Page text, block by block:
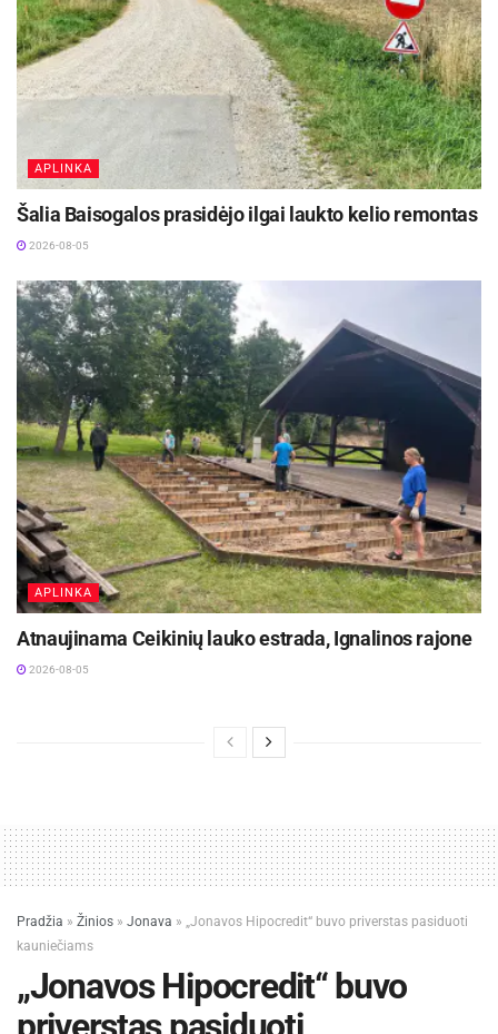
APLINKA
Šalia Baisogalos prasidėjo ilgai laukto kelio remontas
2026-08-05
APLINKA
Atnaujinama Ceikinių lauko estrada, Ignalinos rajone
2026-08-05
Pradžia » Žinios » Jonava » „Jonavos Hipocredit“ buvo priverstas pasiduoti
kauniečiams
„Jonavos Hipocredit“ buvo